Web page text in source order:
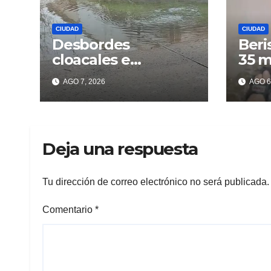
CIUDAD
Desbordes
cloacales e
inmundicia en
Berisso: colapso de
la red en la calle 14
AGO 7, 2026
CIUDAD
35
losAGO
Deja una respuesta
Tu dirección de correo electrónico no será publicada.
Comentario *